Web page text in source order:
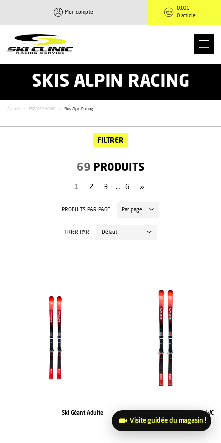
SKIS ALPIN RACING
Accueil > ESPACE RACING > Skis Alpin Racing
FILTRER
69 PRODUITS
1 2 3 … 6 »
PRODUITS PAR PAGE
TRIER PAR
Ski Géant Adulte Skis Juniors WC
Mon compte
0,00€
0 article
Visite guidée du magasin !